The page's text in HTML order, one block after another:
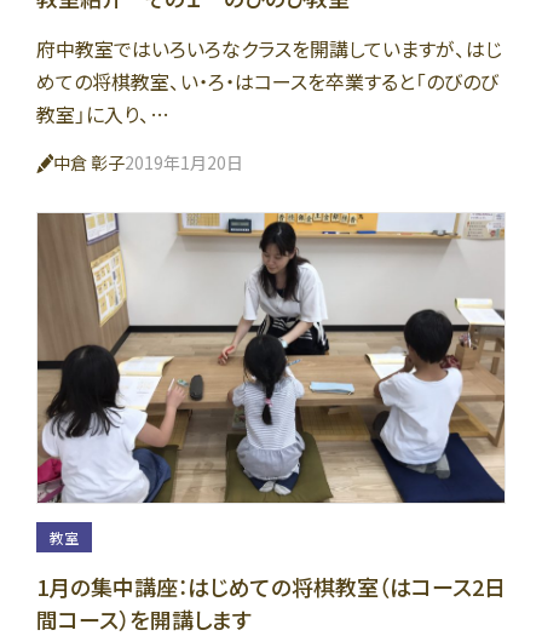
府中教室ではいろいろなクラスを開講していますが、はじ
めての将棋教室、い・ろ・はコースを卒業すると「のびのび
教室」に入り、…
中倉 彰子2019年1月20日
教室
1月の集中講座：はじめての将棋教室（はコース2日
間コース）を開講します